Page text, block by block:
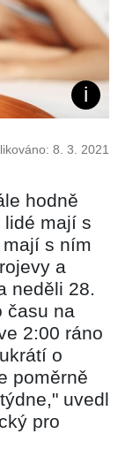
8. 3. 2021
hodně
lidé mají s
s ním
a
neděli 28.
času na
2:00 ráno
o
poměrně
uvedl
pro